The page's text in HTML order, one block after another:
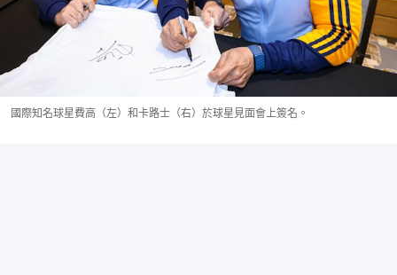
國際知名球星費高（左）和卡路士（右）於球星見面會上簽名。